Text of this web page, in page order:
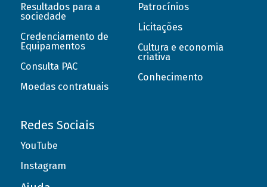
Resultados para a
sociedade
Credenciamento de
Equipamentos
Consulta PAC
Moedas contratuais
Patrocínios
Licitações
Cultura e economia
criativa
Conhecimento
Redes Sociais
YouTube
Instagram